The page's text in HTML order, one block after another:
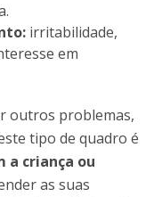
irritabilidade,
em
outros problemas,
tipo de quadro é
a criança ou
as suas